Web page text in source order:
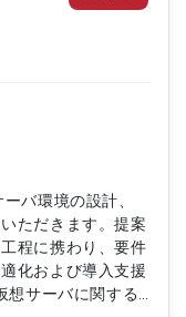
バ環境の設計、
ただきます。提案
程に携わり、要件
化および導入支援